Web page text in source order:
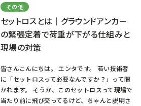
その他
セットロスとは｜グラウンドアンカー
の緊張定着で荷重が下がる仕組みと
現場の対策
皆さんこんにちは。 エンタです。 若い技術者
に「セットロスって必要なんですか？」って聞
かれます。 そうか、このセットロスって現場で
当たり前に飛び交ってるけど、ちゃんと説明さ